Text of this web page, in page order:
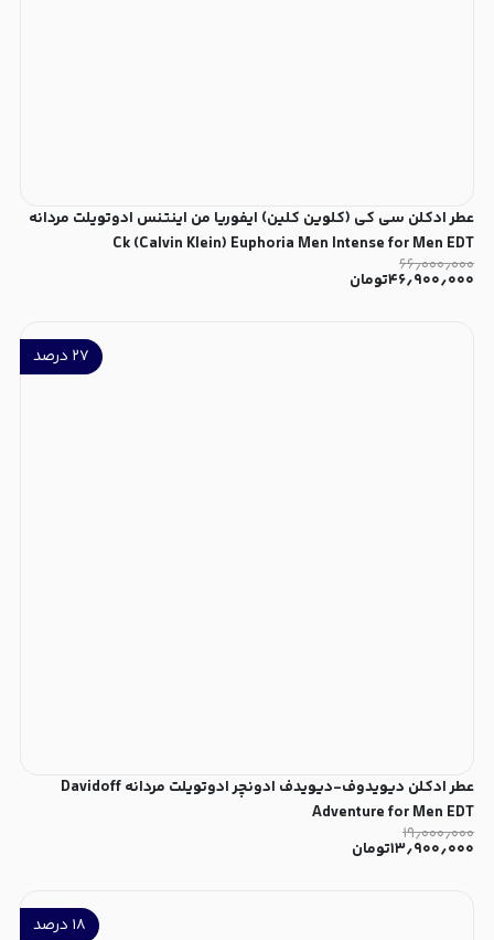
عطر ادکلن سی کی (کلوین کلین) ایفوریا من اینتنس ادوتویلت مردانه
Ck (Calvin Klein) Euphoria Men Intense for Men EDT
۶۶٫۰۰۰٫۰۰۰
۴۶٫۹۰۰٫۰۰۰تومان
۲۷ درصد
عطر ادکلن دیویدوف-دیویدف ادونچر ادوتویلت مردانه Davidoff
Adventure for Men EDT
۱۹٫۰۰۰٫۰۰۰
۱۳٫۹۰۰٫۰۰۰تومان
۱۸ درصد